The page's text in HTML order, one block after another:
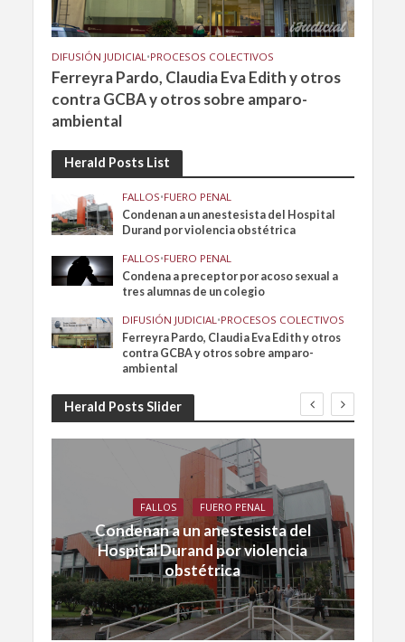
DIFUSIÓN JUDICIAL •PROCESOS COLECTIVOS
Ferreyra Pardo, Claudia Eva Edith y otros
contra GCBA y otros sobre amparo-
ambiental
Herald Posts List
FALLOS•FUERO PENAL
Condenan a un anestesista del Hospital
Durand por violencia obstétrica
FALLOS•FUERO PENAL
Condena a preceptor por acoso sexual a
tres alumnas de un colegio
DIFUSIÓN JUDICIAL •PROCESOS COLECTIVOS
Ferreyra Pardo, Claudia Eva Edith y otros
contra GCBA y otros sobre amparo-
ambiental
Herald Posts Slider
FALLOS FUERO PENAL
Condenan a un anestesista del
Hospital Durand por violencia
obstétrica